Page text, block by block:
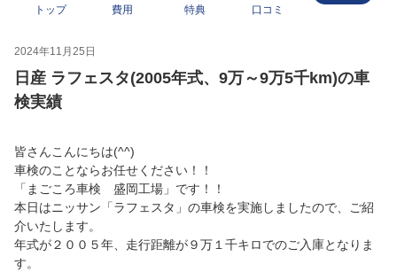
トップ
費用
特典
口コミ
2024年11月25日
日産 ラフェスタ(2005年式、9万～9万5千km)の車
検実績
皆さんこんにちは(^^)
車検のことならお任せください！！
「まごころ車検 盛岡工場」です！！
本日はニッサン「ラフェスタ」の車検を実施しましたので、ご紹
介いたします。
年式が２００５年、走行距離が９万１千キロでのご入庫となりま
す。